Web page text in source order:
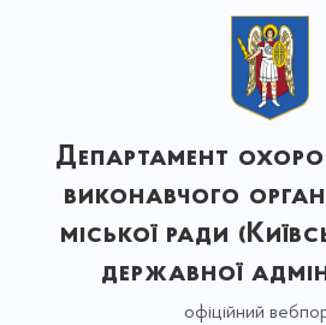
Департамент
виконавчого
міської ради
державної
офіційний